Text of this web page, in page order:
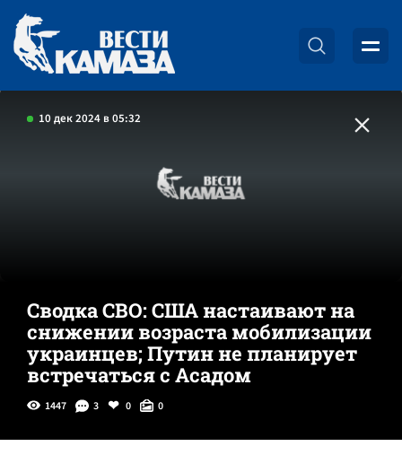
10 дек 2024 в 05:32
Сводка СВО: США настаивают на
снижении возраста мобилизации
украинцев; Путин не планирует
встречаться с Асадом
1447 3 0 0